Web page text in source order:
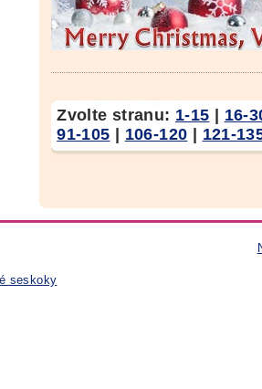
Zvolte stranu: 1-15
16-
91-105
106-120 121-
seskoky